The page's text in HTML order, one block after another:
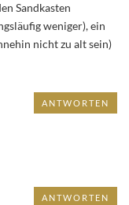
Sandkasten
weniger), ein
nicht zu alt sein)
ANTWORTEN
ANTWORTEN